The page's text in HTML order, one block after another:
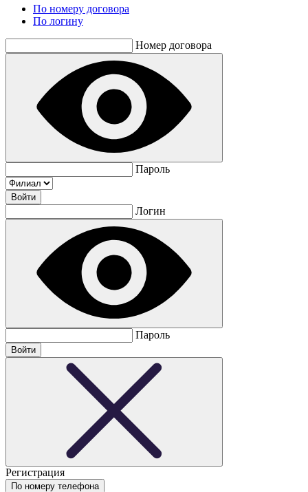
По номеру договора
По логину
Номер договора
Пароль
Логин
Пароль
Регистрация
По номеру телефона